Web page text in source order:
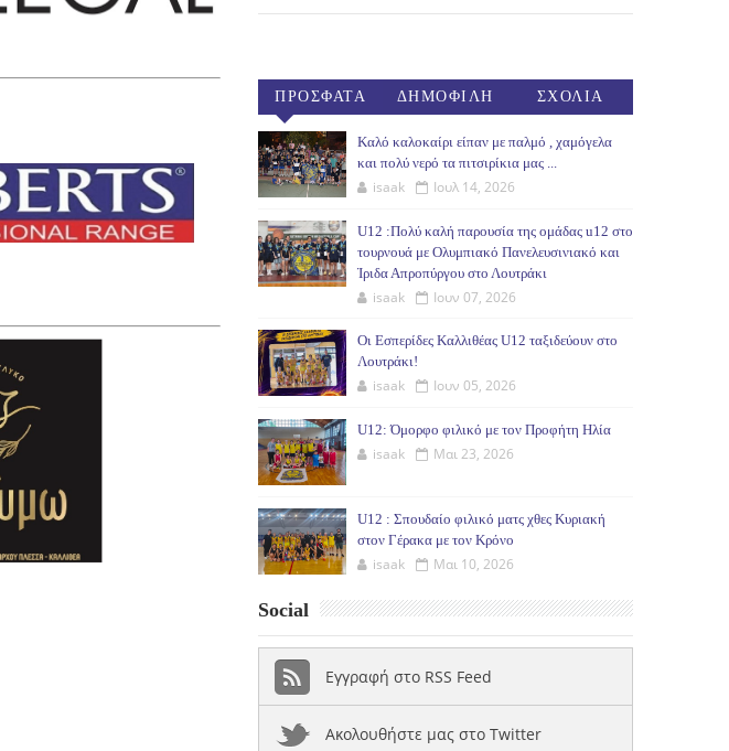
ΠΡΟΣΦΑΤΑ ΔΗΜΟΦΙΛΗ ΣΧΟΛΙΑ
Καλό καλοκαίρι είπαν με παλμό , χαμόγελα
και πολύ νερό τα πιτσιρίκια μας ...
isaak Ιουλ 14, 2026
U12 :Πολύ καλή παρουσία της ομάδας u12 στο
τουρνουά με Ολυμπιακό Πανελευσινιακό και
Ίριδα Απροπύργου στο Λουτράκι
isaak Ιουν 07, 2026
Οι Εσπερίδες Καλλιθέας U12 ταξιδεύουν στο
Λουτράκι!
isaak Ιουν 05, 2026
U12: Όμορφο φιλικό με τον Προφήτη Ηλία
isaak Μαι 23, 2026
U12 : Σπουδαίο φιλικό ματς χθες Κυριακή
στον Γέρακα με τον Κρόνο
isaak Μαι 10, 2026
Social
Εγγραφή στο RSS Feed
Ακολουθήστε μας στο Twitter